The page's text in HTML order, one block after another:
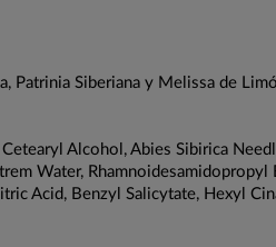
Patrinia Siberiana y Melissa de
Alcohol, Abies Sibirica
Water,
Acid, Benzyl Salicytate, Hexyl